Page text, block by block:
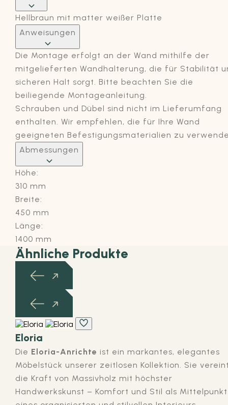
Hellbraun mit matter weißer Platte
Anweisungen
Die Montage erfolgt an der Wand mithilfe der
mitgelieferten Wandhalterung, die für Stabilität
sicheren Halt sorgt. Bitte beachten Sie die
beiliegende Montageanleitung.
Schrauben und Dübel sind nicht im Lieferumfang
enthalten. Wir empfehlen, die für Ihre Wand
geeigneten Befestigungsmaterialien zu
Abmessungen
Höhe:
310 mm
Breite:
450 mm
Länge:
1400 mm
Ähnliche Produkte
Eloria
Die Eloria-Anrichte ist ein markantes, elegantes
Möbelstück unserer zeitlosen Kollektion. Sie
die Kraft von Massivholz mit höchster
Handwerkskunst – Komfort und Stil als Mittelpunkt